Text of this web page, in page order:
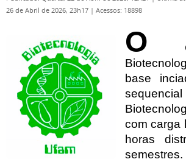
26 de Abril de 2026, 23h17 | Acessos: 18898
O
base
com carga
horas